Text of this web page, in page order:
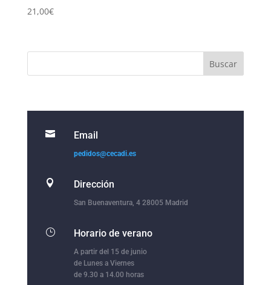
21,00€
 Email
pedidos@cecadi.es
 Dirección
San Buenaventura, 4 28005 Madrid
} Horario de verano
A partir del 15 de junio
de Lunes a Viernes
de 9.30 a 14.00 horas